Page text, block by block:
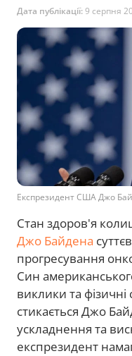
Дата публікації:9 серпня
Експрезидент США Джо
Стан здоров'я
Джо Байдена
прогресування
Син
виклики та
стикається Джо
ускладнення та
експрезидент